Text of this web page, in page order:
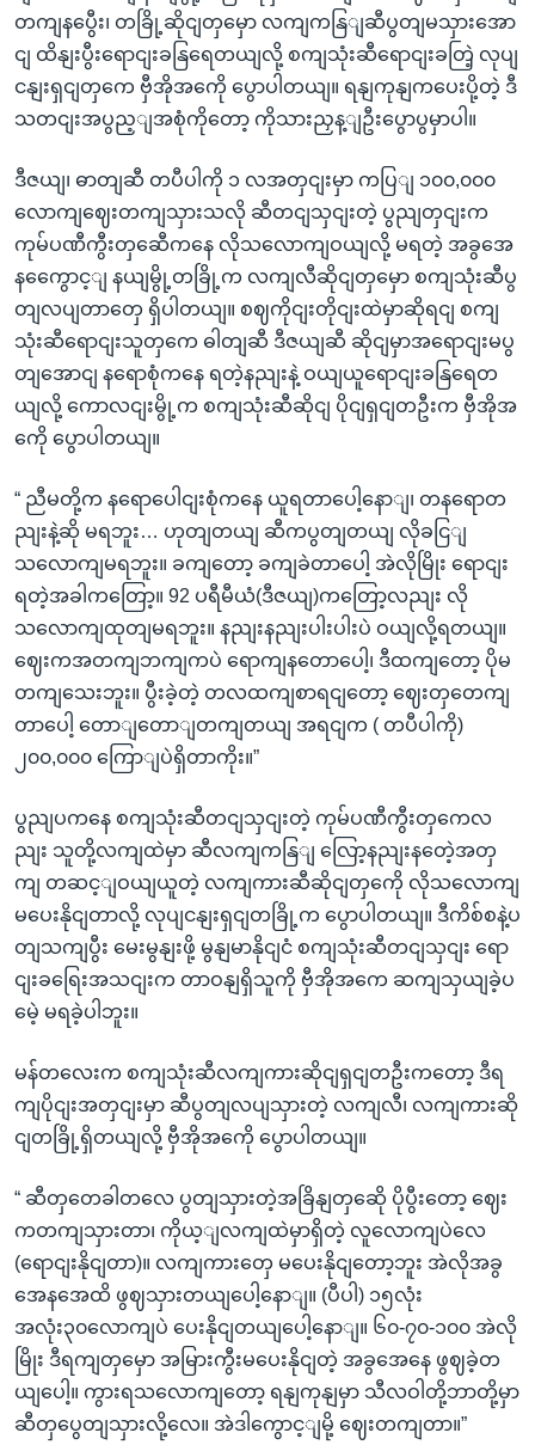
တကျနပွေီး၊ တခြို့ဆိုငျတှမှော လကျကနြျဆီပွတျမသှားအော
ငျ ထိနျးပွီးရောငျးခနြရေတယျလို့ စကျသုံးဆီရောငျးခတြဲ့ လုပျ
ငနျးရှငျတှကေ ဗှီအိုအကေို ပွောပါတယျ။ ရနျကုနျကပေးပို့တဲ့ ဒီ
သတငျးအပွည့ျအစုံကိုတော့ ကိုသားညှန့ျဦးပွောပွမှာပါ။
ဒီဇယျ၊ ဓာတျဆီ တပီပါကို ၁ လအတှငျးမှာ ကပြျ ၁၀၀,၀၀၀
လောကျဈေးတကျသှားသလို ဆီတငျသှငျးတဲ့ ပွညျတှငျးက
ကုမ်ပဏီကွီးတှဆေီကနေ လိုသလောကျဝယျလို့ မရတဲ့ အခွအေ
နကွေောင့ျ နယျမွို့တခြို့က လကျလီဆိုငျတှမှော စကျသုံးဆီပွ
တျလပျတာတှေ ရှိပါတယျ။ စဈကိုငျးတိုငျးထဲမှာဆိုရငျ စကျ
သုံးဆီရောငျးသူတှကေ ဓါတျဆီ ဒီဇယျဆီ ဆိုငျမှာအရောငျးမပွ
တျအောငျ နရောစုံကနေ ရတဲ့နညျးနဲ့ ဝယျယူရောငျးခနြရေတ
ယျလို့ ကောလငျးမွို့က စကျသုံးဆီဆိုငျ ပိုငျရှငျတဦးက ဗှီအိုအ
ကေို ပွောပါတယျ။
“ ညီမတို့က နရောပေါငျးစုံကနေ ယူရတာပေါ့နောျ၊ တနရောတ
ညျးနဲ့ဆို မရဘူး… ဟုတျတယျ ဆီကပွတျတယျ လိုခငြျ
သလောကျမရဘူး။ ခကျတော့ ခကျခဲတာပေါ့ အဲလိုမြိုး ရောငျး
ရတဲ့အခါကတြော့။ 92 ပရီမီယံ(ဒီဇယျ)ကတြော့လညျး လို
သလောကျထုတျမရဘူး။ နညျးနညျးပါးပါးပဲ ဝယျလို့ရတယျ။
ဈေးကအတကျဘကျကပဲ ရောကျနတောပေါ့၊ ဒီထကျတော့ ပိုမ
တကျသေးဘူး။ ပွီးခဲ့တဲ့ တလထကျစာရငျတော့ ဈေးတှတေကျ
တာပေါ့ တောျတောျတကျတယျ အရငျက ( တပီပါကို)
၂၀၀,၀၀၀ ကြောျပဲရှိတာကိုး။”
ပွညျပကနေ စကျသုံးဆီတငျသှငျးတဲ့ ကုမ်ပဏီကွီးတှကေလ
ညျး သူတို့လကျထဲမှာ ဆီလကျကနြျ လြော့နညျးနတေဲ့အတှ
ကျ တဆင့ျဝယျယူတဲ့ လကျကားဆီဆိုငျတှကေို လိုသလောကျ
မပေးနိုငျတာလို့ လုပျငနျးရှငျတခြို့က ပွောပါတယျ။ ဒီကိစ်စနဲ့ပ
တျသကျပွီး မေးမွနျးဖို့ မွနျမာနိုငျငံ စကျသုံးဆီတငျသှငျး ရော
ငျးခရြေးအသငျးက တာဝနျရှိသူကို ဗှီအိုအကေ ဆကျသှယျခဲ့ပ
မေဲ့ မရခဲ့ပါဘူး။
မန်တလေးက စကျသုံးဆီလကျကားဆိုငျရှငျတဦးကတော့ ဒီရ
ကျပိုငျးအတှငျးမှာ ဆီပွတျလပျသှားတဲ့ လကျလီ၊ လကျကားဆို
ငျတခြို့ရှိတယျလို့ ဗှီအိုအကေို ပွောပါတယျ။
“ ဆီတှတေခါတလေ ပွတျသှားတဲ့အခြိနျတှဆေို ပိုပွီးတော့ ဈေး
ကတကျသှားတာ၊ ကိုယ့ျလကျထဲမှာရှိတဲ့ လူလောကျပဲလေ
(ရောငျးနိုငျတာ)။ လကျကားတှေ မပေးနိုငျတော့ဘူး အဲလိုအခွ
အေနအေထိ ဖွဈသှားတယျပေါ့နောျ။ (ပီပါ) ၁၅လုံး
အလုံး၃၀လောကျပဲ ပေးနိုငျတယျပေါ့နောျ။ ၆၀-၇၀-၁၀၀ အဲလို
မြိုး ဒီရကျတှမှော အမြားကွီးမပေးနိုငျတဲ့ အခွအေနေ ဖွဈခဲ့တ
ယျပေါ့။ ကွားရသလောကျတော့ ရနျကုနျမှာ သီလဝါတို့ဘာတို့မှာ
ဆီတှပွေတျသှားလို့လေ။ အဲဒါကွောင့ျမို့ ဈေးတကျတာ။”